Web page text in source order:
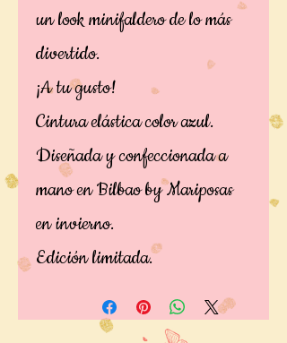
un look minifaldero de lo más
divertido.
¡A tu gusto!
Cintura elástica color azul.
Diseñada y confeccionada a
mano en Bilbao by Mariposas
en invierno.
Edición limitada.